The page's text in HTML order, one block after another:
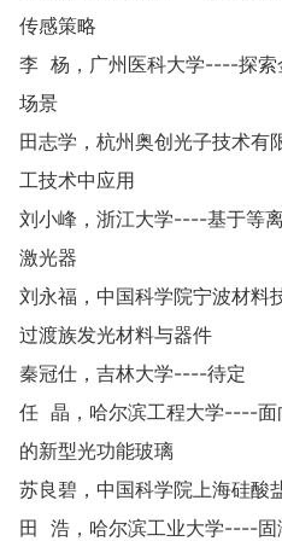
传感策略
李 杨，广州医科大学----探索
场景
田志学，杭州奥创光子技术
工技术中应用
刘小峰，浙江大学----基于等
激光器
刘永福，中国科学院宁波材料
过渡族发光材料与器件
秦冠仕，吉林大学----待定
任 晶，哈尔滨工程大学----面
的新型光功能玻璃
苏良碧，中国科学院上海硅酸
田 浩，哈尔滨工业大学----固